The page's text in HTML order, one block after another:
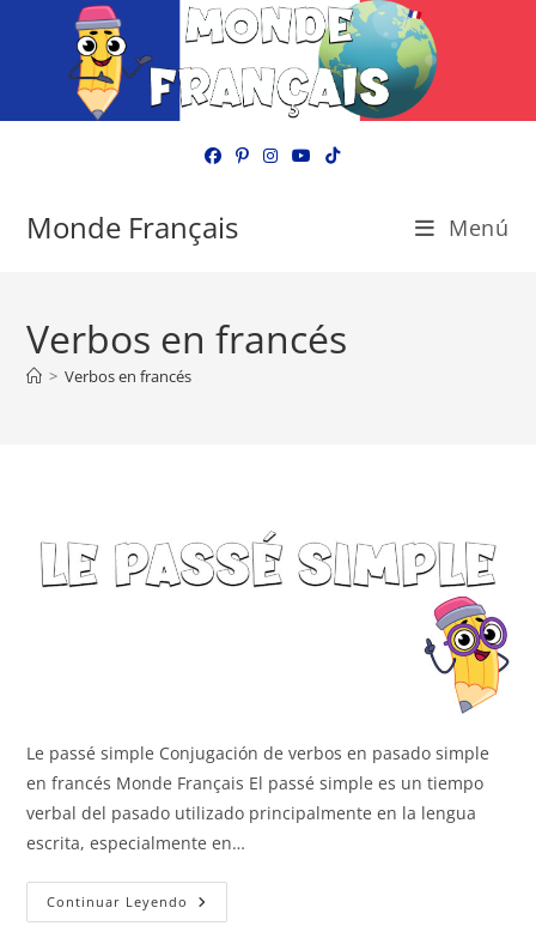
Monde Français Menú
Verbos en francés
> Verbos en francés
Le passé simple Conjugación de verbos en pasado simple
en francés Monde Français El passé simple es un tiempo
verbal del pasado utilizado principalmente en la lengua
escrita, especialmente en…
Continuar Leyendo Le
Passé